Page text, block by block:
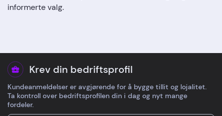
informerte valg.
Krev din bedriftsprofil
Kundeanmeldelser er avgjørende for å bygge tillit og lojalitet.
Ta kontroll over bedriftsprofilen din i dag og nyt mange
fordeler.